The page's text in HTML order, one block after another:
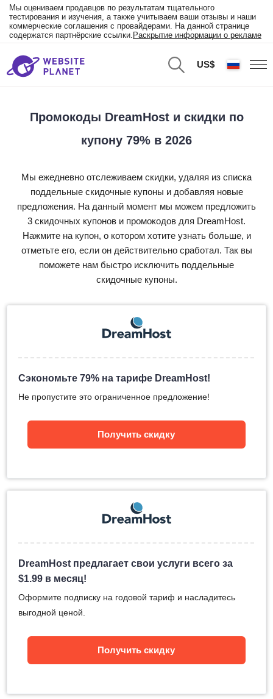
Мы оцениваем продавцов по результатам тщательного
тестирования и изучения, а также учитываем ваши отзывы и наши
коммерческие соглашения с провайдерами. На данной странице
содержатся партнёрские ссылки. Раскрытие информации о рекламе
US$
Промокоды DreamHost и скидки по
купону 79% в 2026
Мы ежедневно отслеживаем скидки, удаляя из списка
поддельные скидочные купоны и добавляя новые
предложения. На данный момент мы можем предложить
3 скидочных купонов и промокодов для DreamHost.
Нажмите на купон, о котором хотите узнать больше, и
отметьте его, если он действительно сработал. Так вы
поможете нам быстро исключить поддельные
скидочные купоны.
Сэкономьте 79% на тарифе DreamHost!
Не пропустите это ограниченное предложение!
Получить скидку
DreamHost предлагает свои услуги всего за
$1.99 в месяц!
Оформите подписку на годовой тариф и насладитесь
выгодной ценой.
Получить скидку